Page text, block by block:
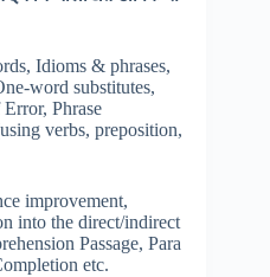
Idioms & phrases,
word substitutes,
Phrase
verbs, preposition,
improvement,
into the direct/indirect
Passage, Para
etc.